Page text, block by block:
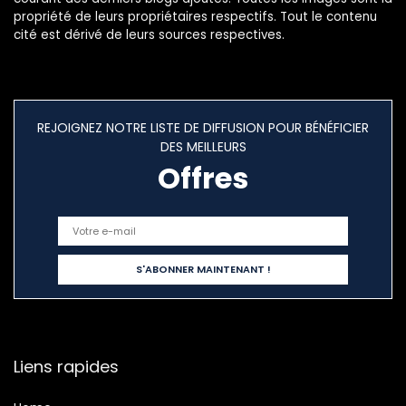
propriété de leurs propriétaires respectifs. Tout le contenu
cité est dérivé de leurs sources respectives.
REJOIGNEZ NOTRE LISTE DE DIFFUSION POUR BÉNÉFICIER
DES MEILLEURS
Offres
Liens rapides